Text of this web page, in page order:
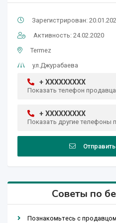
Зарегистрирован:
Активность: 24.02.2020
Termez
ул.Джурабаева
+ XXXXXXXXX
Показать телефон продавца
+ XXXXXXXXX
Показать другие телефоны
Советы по
Познакомьтесь с